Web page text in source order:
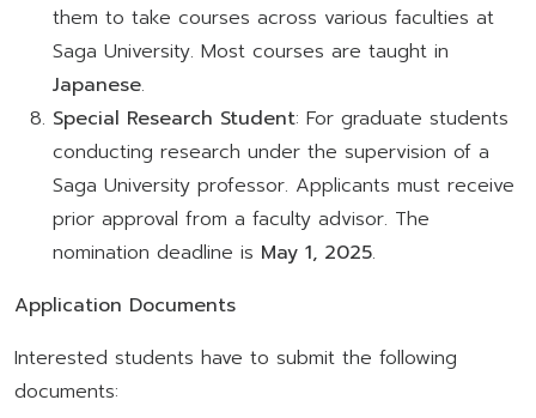
them to take courses across various faculties at
Saga University. Most courses are taught in
Japanese.
Special Research Student: For graduate students
conducting research under the supervision of a
Saga University professor. Applicants must receive
prior approval from a faculty advisor. The
nomination deadline is May 1, 2025.
Application Documents
Interested students have to submit the following
documents: